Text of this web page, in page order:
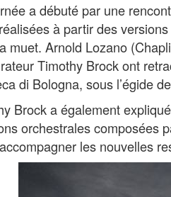
a débuté par une
à partir des
muet. Arnold Lozano
Timothy Brock ont
di Bologna, sous l’égide
Brock a également
orchestrales composées
les nouvelles